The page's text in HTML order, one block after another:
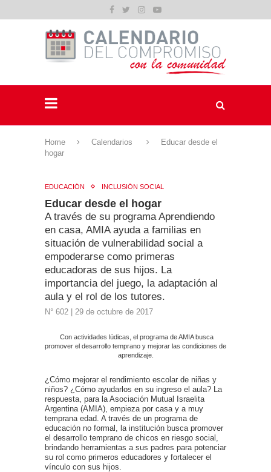
Home Calendarios
Educar desde el
hogar
EDUCACIÓN INCLUSIÓN SOCIAL
Educar desde el hogar
A través de su programa Aprendiendo
en casa, AMIA ayuda a familias en
situación de vulnerabilidad social a
empoderarse como primeras
educadoras de sus hijos. La
importancia del juego, la adaptación al
aula y el rol de los tutores.
N° 602 | 29 de octubre de 2017
Con actividades lúdicas, el programa de AMIA busca
promover el desarrollo temprano y mejorar las condiciones de
aprendizaje.
¿Cómo mejorar el rendimiento escolar de niñas y
niños? ¿Cómo ayudarlos en su ingreso el aula? La
respuesta, para la Asociación Mutual Israelita
Argentina (AMIA), empieza por casa y a muy
temprana edad. A través de un programa de
educación no formal, la institución busca promover
el desarrollo temprano de chicos en riesgo social,
brindando herramientas a sus padres para potenciar
su rol como primeros educadores y fortalecer el
vínculo con sus hijos.